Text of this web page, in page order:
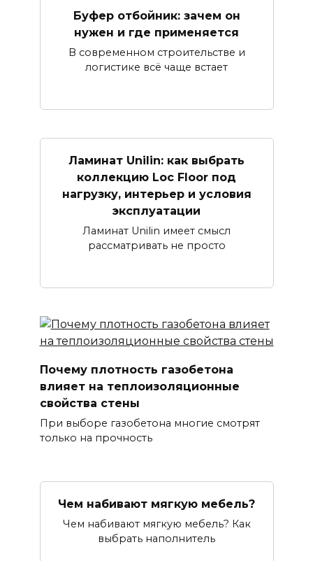
Буфер отбойник: зачем он
нужен и где применяется
В современном строительстве и
логистике всё чаще встает
Ламинат Unilin: как выбрать
коллекцию Loc Floor под
нагрузку, интерьер и условия
эксплуатации
Ламинат Unilin имеет смысл
рассматривать не просто
Почему плотность газобетона
влияет на теплоизоляционные
свойства стены
При выборе газобетона многие смотрят
только на прочность
Чем набивают мягкую мебель?
Чем набивают мягкую мебель? Как
выбрать наполнитель